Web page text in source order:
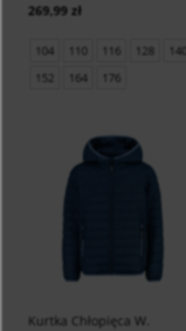
269,99 zł
104 110 116 128
140
152
164 176
Kurtka Chłopięca W.